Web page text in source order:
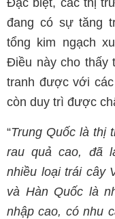
Đặc biệt, các thị
đang có sự tăng
tổng kim ngạch
Điều này cho thấy
tranh được với
còn duy trì được
“Trung Quốc là thị
rau quả cao, đã
nhiều loại trái cây
và Hàn Quốc là
nhập cao, có nhu